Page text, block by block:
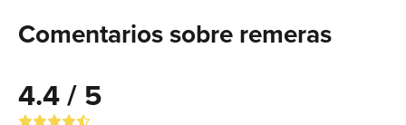
Comentarios sobre remeras
4.4 / 5